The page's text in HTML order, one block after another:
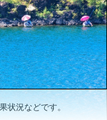
状況などです。